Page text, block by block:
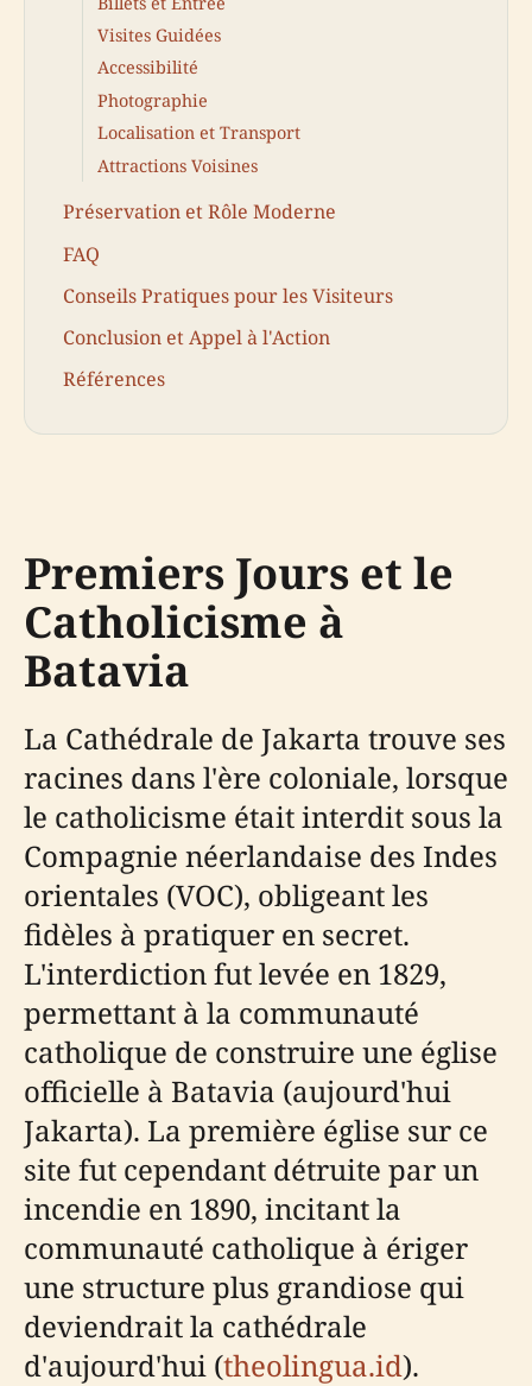
Visites Guidées
Accessibilité
Photographie
Localisation et Transport
Attractions Voisines
Préservation et Rôle Moderne
FAQ
Conseils Pratiques pour les Visiteurs
Conclusion et Appel à l'Action
Références
Premiers Jours et le
Catholicisme à
Batavia
La Cathédrale de Jakarta trouve ses
racines dans l'ère coloniale, lorsque
le catholicisme était interdit sous la
Compagnie néerlandaise des Indes
orientales (VOC), obligeant les
fidèles à pratiquer en secret.
L'interdiction fut levée en 1829,
permettant à la communauté
catholique de construire une église
officielle à Batavia (aujourd'hui
Jakarta). La première église sur ce
site fut cependant détruite par un
incendie en 1890, incitant la
communauté catholique à ériger
une structure plus grandiose qui
deviendrait la cathédrale
d'aujourd'hui (theolingua.id).